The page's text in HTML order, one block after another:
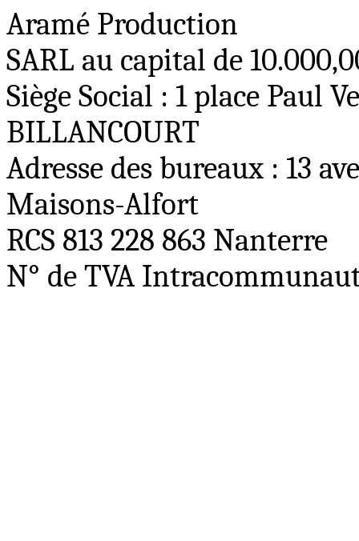
Aramé Production
SARL au capital de
Siège Social : 1 place Paul
BILLANCOURT
Adresse des bureaux : 13
Maisons-Alfort
RCS 813 228 863 Nanterre
N° de TVA